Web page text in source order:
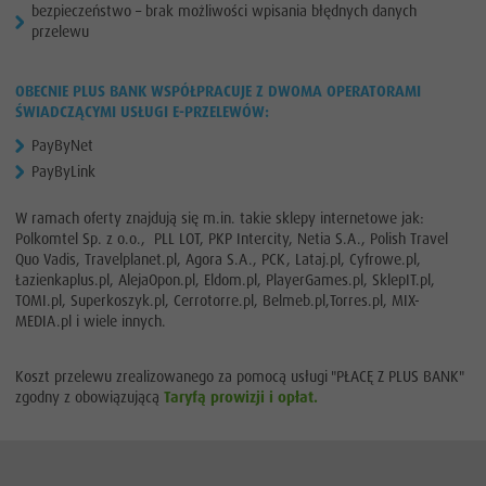
bezpieczeństwo – brak możliwości wpisania błędnych danych
przelewu
OBECNIE PLUS BANK WSPÓŁPRACUJE Z DWOMA OPERATORAMI
ŚWIADCZĄCYMI USŁUGI E-PRZELEWÓW:
PayByNet
PayByLink
W ramach oferty znajdują się m.in. takie sklepy internetowe jak:
Polkomtel Sp. z o.o., PLL LOT, PKP Intercity, Netia S.A., Polish Travel
Quo Vadis, Travelplanet.pl, Agora S.A., PCK, Lataj.pl, Cyfrowe.pl,
Łazienkaplus.pl, AlejaOpon.pl, Eldom.pl, PlayerGames.pl, SklepIT.pl,
TOMI.pl, Superkoszyk.pl, Cerrotorre.pl, Belmeb.pl,Torres.pl, MIX-
MEDIA.pl i wiele innych.
Koszt przelewu zrealizowanego za pomocą usługi "PŁACĘ Z PLUS BANK"
zgodny z obowiązującą Taryfą prowizji i opłat.